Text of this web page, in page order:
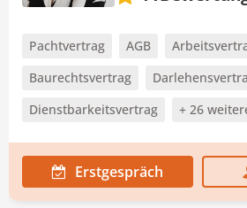
Pachtvertrag AGB
Baurechtsvertrag
Dienstbarkeitsvertrag
+ 26
Erstgespräch